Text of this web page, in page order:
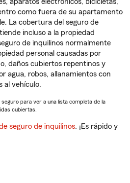
como fuera de su apartamento
La cobertura del seguro de
incluso a la propiedad
de inquilinos normalmente
personal causadas por
daños cubiertos repentinos y
agua, robos, allanamientos con
al vehículo.
para ver a una lista completa de la
cubiertas.
seguro de inquilinos. ¡Es rápido y